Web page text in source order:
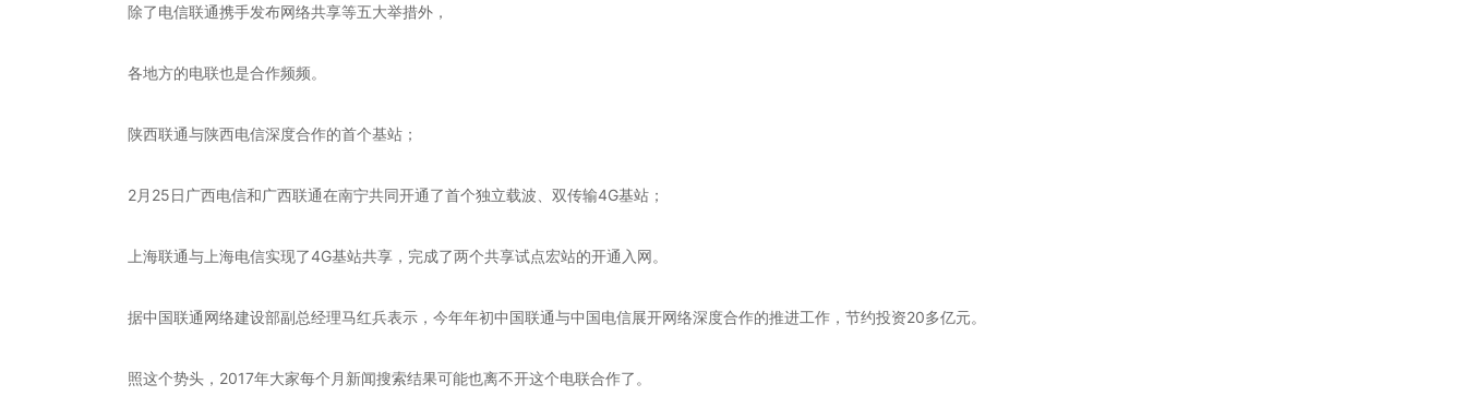
除了电信联通携手发布网络共享等五大举措外，
各地方的电联也是合作频频。
陕西联通与陕西电信深度合作的首个基站；
2月25日广西电信和广西联通在南宁共同开通了首个独立载波、双传输4G基站；
上海联通与上海电信实现了4G基站共享，完成了两个共享试点宏站的开通入网。
据中国联通网络建设部副总经理马红兵表示，今年年初中国联通与中国电信展开网络深度合作的推进工作，节约投资20多亿元。
照这个势头，2017年大家每个月新闻搜索结果可能也离不开这个电联合作了。